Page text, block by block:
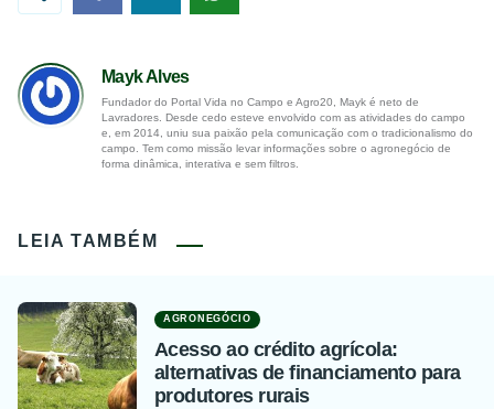
Mayk Alves
Fundador do Portal Vida no Campo e Agro20, Mayk é neto de
Lavradores. Desde cedo esteve envolvido com as atividades do campo
e, em 2014, uniu sua paixão pela comunicação com o tradicionalismo do
campo. Tem como missão levar informações sobre o agronegócio de
forma dinâmica, interativa e sem filtros.
LEIA TAMBÉM
AGRONEGÓCIO
Acesso ao crédito agrícola:
alternativas de financiamento para
produtores rurais